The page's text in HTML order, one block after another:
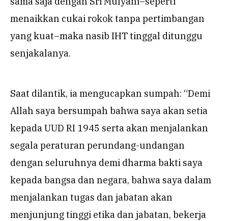
menaikkan cukai rokok tanpa pertimbangan
yang kuat–maka nasib IHT tinggal ditunggu
senjakalanya.
Saat dilantik, ia mengucapkan sumpah: “Demi
Allah saya bersumpah bahwa saya akan setia
kepada UUD RI 1945 serta akan menjalankan
segala peraturan perundang-undangan
dengan seluruhnya demi dharma bakti saya
kepada bangsa dan negara, bahwa saya dalam
menjalankan tugas dan jabatan akan
menjunjung tinggi etika dan jabatan, bekerja